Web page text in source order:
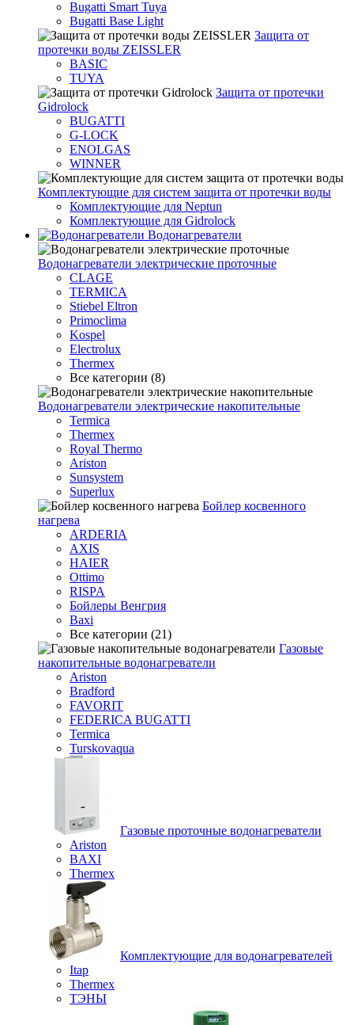
Bugatti Smart Tuya
Bugatti Base Light
Защита от
протечки воды ZEISSLER
BASIC
TUYA
Защита от протечки
Gidrolock
BUGATTI
G-LOCK
ENOLGAS
WINNER
Комплектующие для систем защита от протечки воды
Комплектующие для Neptun
Комплектующие для Gidrolock
Водонагреватели
Водонагреватeли электрические проточные
CLAGE
TERMICA
Stiebel Eltron
Primoclima
Kospel
Electrolux
Thermex
Все категории (8)
Водонагреватели электрические накопительные
Termica
Thermex
Royal Thermo
Ariston
Sunsystem
Superlux
Бойлер косвенного
нагрева
ARDERIA
AXIS
HAIER
Ottimo
RISPA
Бойлеры Венгрия
Baxi
Все категории (21)
Газовые
накопительные водонагреватели
Ariston
Bradford
FAVORIT
FEDERICA BUGATTI
Termica
Turskovaqua
Газовые проточные водонагреватели
Ariston
BAXI
Thermex
Комплектующие для водонагревателей
Itap
Thermex
ТЭНЫ